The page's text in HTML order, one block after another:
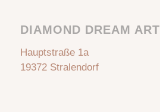
DIAMOND DREAM ART
Hauptstraße 1a
19372 Stralendorf